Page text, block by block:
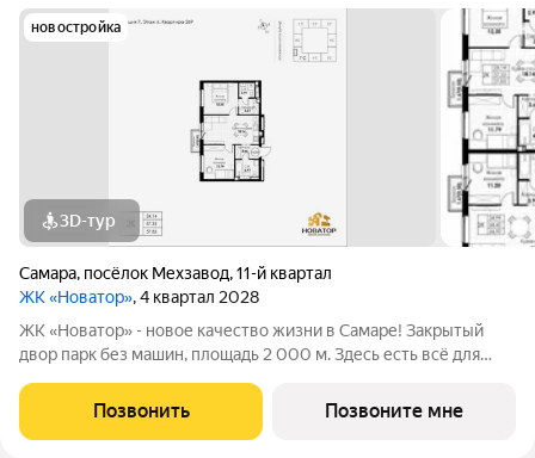
новостройка
3D-тур
Самара, посёлок Мехзавод,11-й квартал
ЖК «Новатор», 4 квартал 2028
ЖК «Новатор» - новое качество жизни в Самаре! Закрытый
двор парк без машин, площадь 2 000 м. Здесь есть всё для
спортивные зоны ландшафтное озеленение Безопасность на
высшем уровне: система
Позвонить Позвоните мне